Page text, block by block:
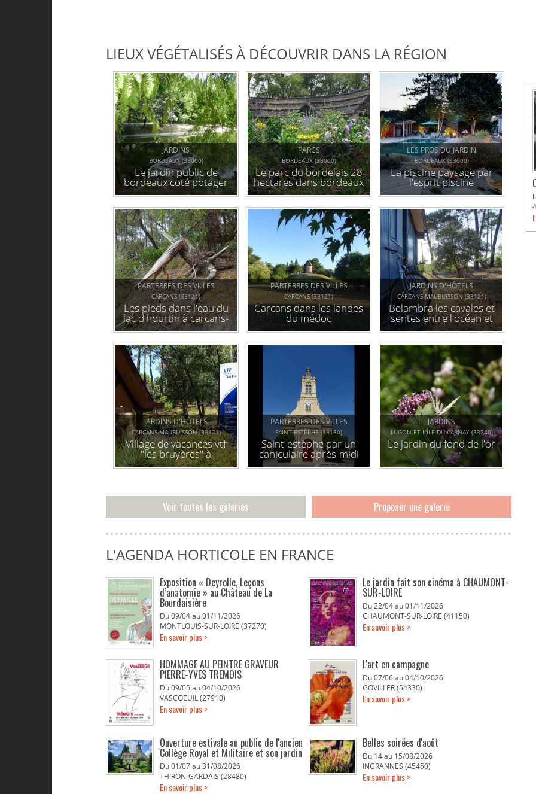
LIEUX VÉGÉTALISÉS À DÉCOUVRIR DANS LA RÉGION
JARDINS
BORDEAUX (33000)
Le jardin public de
bordeaux coté potager
PARCS
BORDEAUX (33000)
Le parc du bordelais 28
hectares dans bordeaux
LES PROS DU JARDIN
BORDEAUX (33000)
La piscine paysage par
l'esprit piscine
PARTERRES DES VILLES
CARCANS (33121)
Les pieds dans l'eau du
lac d'hourtin à carcans-
maubuisson
PARTERRES DES VILLES
CARCANS (33121)
Carcans dans les landes
du médoc
JARDINS D'HÔTELS
CARCANS-MAUBUISSON (33121)
Belambra les cavales et
sentes entre l'océan et
le plus grand lac de
JARDINS D'HÔTELS
CARCANS-MAUBUISSON (33121)
Village de vacances vtf
"les bruyères" à
carcans-maubuisson
PARTERRES DES VILLES
SAINT-ESTÈPHE (33180)
Saint-estèphe par un
caniculaire après-midi
d'aout
JARDINS
LUGON-ET-L'ÎLE-DU-CARNAY (33240)
Le jardin du fond de l'or
Voir toutes les galeries Proposer une galerie
L'AGENDA HORTICOLE EN FRANCE
Exposition « Deyrolle, Leçons
d’anatomie » au Château de La
Bourdaisière
Du 09/04 au 01/11/2026
MONTLOUIS-SUR-LOIRE (37270)
En savoir plus >
Le jardin fait son cinéma à CHAUMONT-
SUR-LOIRE
Du 22/04 au 01/11/2026
CHAUMONT-SUR-LOIRE (41150)
En savoir plus >
HOMMAGE AU PEINTRE GRAVEUR
PIERRE-YVES TREMOIS
Du 09/05 au 04/10/2026
VASCOEUIL (27910)
En savoir plus >
L'art en campagne
Du 07/06 au 04/10/2026
GOVILLER (54330)
En savoir plus >
Ouverture estivale au public de l'ancien
Collège Royal et Militaire et son jardin
Du 01/07 au 31/08/2026
THIRON-GARDAIS (28480)
En savoir plus >
Belles soirées d'août
Du 14 au 15/08/2026
INGRANNES (45450)
En savoir plus >